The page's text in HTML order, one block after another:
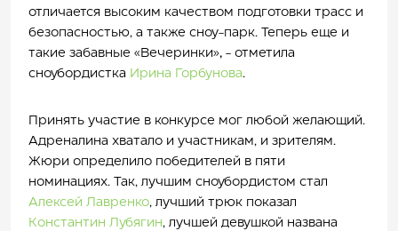
отличается высоким качеством подготовки трасс и
безопасностью, а также сноу-парк. Теперь еще и
такие забавные «Вечеринки»,- отметила
сноубордистка Ирина Горбунова.
Принять участие в конкурсе мог любой желающий.
Адреналина хватало и участникам, и зрителям.
Жюри определило победителей в пяти
номинациях. Так, лучшим сноубордистом стал
Алексей Лавренко, лучший трюк показал
Константин Лубягин, лучшей девушкой названа